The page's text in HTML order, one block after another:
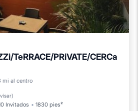
TeRRACE/PRiVATE/CERCa
mi al centro
)
Invitados 1830 pies²